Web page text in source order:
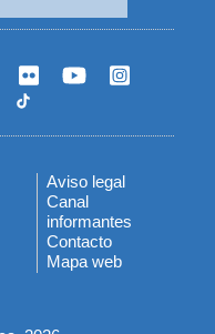
Menú
del
pie
Aviso legal
Canal
informantes
Contacto
Mapa web